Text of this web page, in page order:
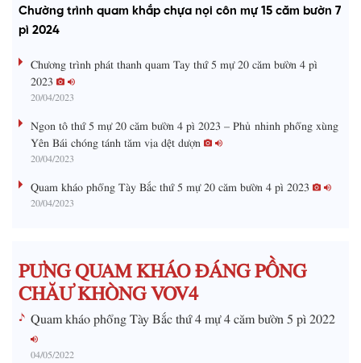
e
d
e
g
%
e
i
e
Chường trình quam khắp chựa nọi côn mự 15 căm bườn 7
pì 2024
Chương trình phát thanh quam Tay thứ 5 mự 20 căm bườn 4 pì
2023
20/04/2023
Ngon tô thứ 5 mự 20 căm bườn 4 pì 2023 – Phủ nhinh phổng xùng
Yên Bái chóng tánh tăm vịa dệt dượn
20/04/2023
Quam kháo phổng Tày Bắc thứ 5 mự 20 căm bườn 4 pì 2023
20/04/2023
PƯNG QUAM KHÁO ĐÁNG PỒNG
CHĂƯ KHÒNG VOV4
Quam kháo phổng Tày Bắc thứ 4 mự 4 căm bườn 5 pì 2022
04/05/2022